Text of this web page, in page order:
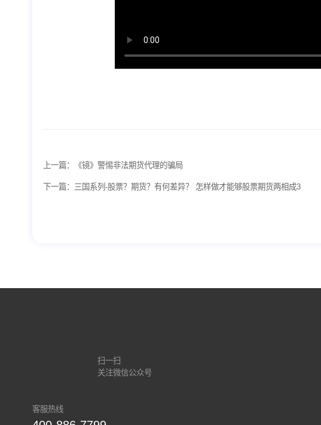
上一篇：《镜》警惕非法期货代理的骗局
下一篇：三国系列-股票？期货？有何差异？ 怎样做才能够股票期货两相成3
扫一扫
关注微信公众号
客服热线